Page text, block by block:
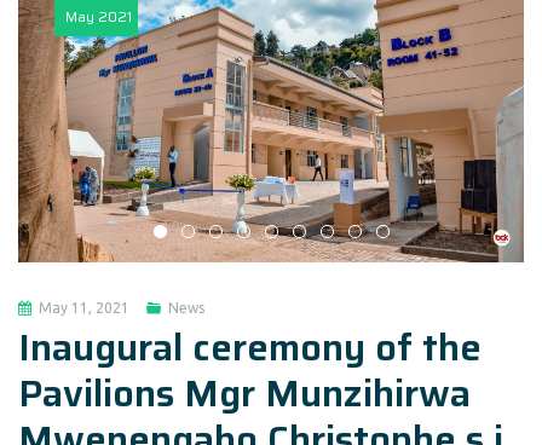
May 2021
May 11, 2021 News
Inaugural ceremony of the
Pavilions Mgr Munzihirwa